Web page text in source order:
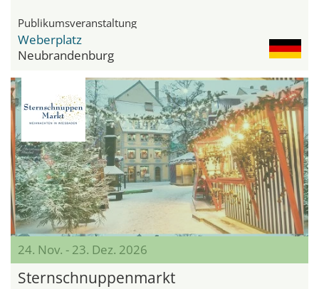
Publikumsveranstaltung
Weberplatz
Neubrandenburg
24. Nov. - 23. Dez. 2026
Sternschnuppenmarkt